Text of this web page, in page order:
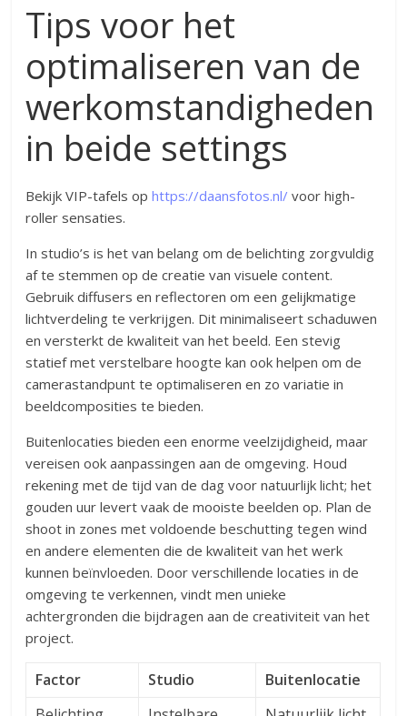
Tips voor het
optimaliseren van de
werkomstandigheden
in beide settings
Bekijk VIP-tafels ophttps://daansfotos.nl/ voor high-
roller sensaties.
In studio’s is het van belang om de belichting zorgvuldig
af te stemmen op de creatie van visuele content.
Gebruik diffusers en reflectoren om een gelijkmatige
lichtverdeling te verkrijgen. Dit minimaliseert schaduwen
en versterkt de kwaliteit van het beeld. Een stevig
statief met verstelbare hoogte kan ook helpen om de
camerastandpunt te optimaliseren en zo variatie in
beeldcomposities te bieden.
Buitenlocaties bieden een enorme veelzijdigheid, maar
vereisen ook aanpassingen aan de omgeving. Houd
rekening met de tijd van de dag voor natuurlijk licht; het
gouden uur levert vaak de mooiste beelden op. Plan de
shoot in zones met voldoende beschutting tegen wind
en andere elementen die de kwaliteit van het werk
kunnen beïnvloeden. Door verschillende locaties in de
omgeving te verkennen, vindt men unieke
achtergronden die bijdragen aan de creativiteit van het
project.
Factor Studio
Buitenlocatie